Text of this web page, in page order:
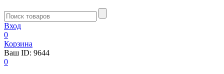
Вход
0
Корзина
Ваш ID: 9644
0